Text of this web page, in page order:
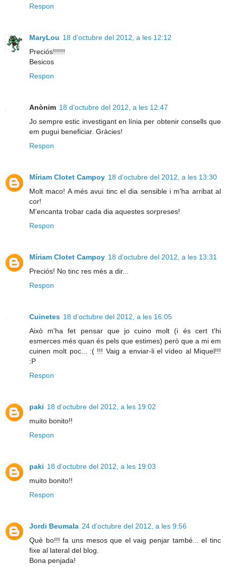
Respon
MaryLou 18 d’octubre del 2012, a les 12:12
Preciós!!!!!!
Besicos
Respon
Anònim 18 d’octubre del 2012, a les 12:47
Jo sempre estic investigant en línia per obtenir consells que
em pugui beneficiar. Gràcies!
Respon
Míriam Clotet Campoy 18 d’octubre del 2012, a les 13:30
Molt maco! A més avui tinc el dia sensible i m'ha arribat al
cor!
M'encanta trobar cada dia aquestes sorpreses!
Respon
Míriam Clotet Campoy 18 d’octubre del 2012, a les 13:31
Preciós! No tinc res més a dir...
Respon
Cuinetes 18 d’octubre del 2012, a les 16:05
Això m'ha fet pensar que jo cuino molt (i és cert t'hi
esmerces més quan és pels que estimes) però que a mi em
cuinen molt poc... :( !!! Vaig a enviar-li el vídeo al Miquel!!!
:P
Respon
paki 18 d’octubre del 2012, a les 19:02
muito bonito!!
Respon
paki 18 d’octubre del 2012, a les 19:03
muito bonito!!
Respon
Jordi Beumala 24 d’octubre del 2012, a les 9:56
Què bo!!! fa uns mesos que el vaig penjar també... el tinc
fixe al lateral del blog.
Bona penjada!